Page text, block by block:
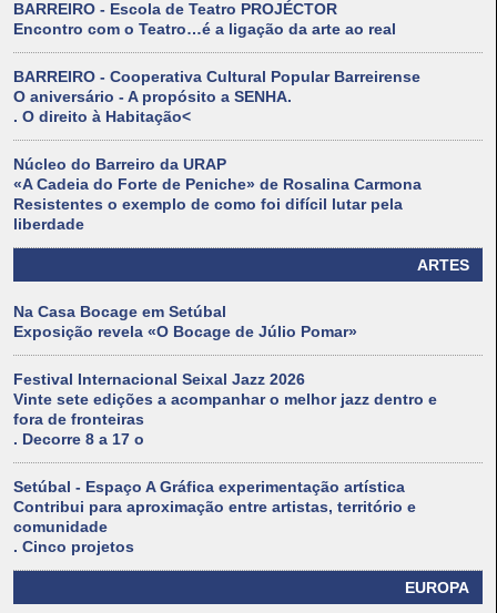
BARREIRO - Escola de Teatro PROJÉCTOR
Encontro com o Teatro…é a ligação da arte ao real
BARREIRO - Cooperativa Cultural Popular Barreirense
O aniversário - A propósito a SENHA.
. O direito à Habitação<
Núcleo do Barreiro da URAP
«A Cadeia do Forte de Peniche» de Rosalina Carmona
Resistentes o exemplo de como foi difícil lutar pela
liberdade
ARTES
Na Casa Bocage em Setúbal
Exposição revela «O Bocage de Júlio Pomar»
Festival Internacional Seixal Jazz 2026
Vinte sete edições a acompanhar o melhor jazz dentro e
fora de fronteiras
. Decorre 8 a 17 o
Setúbal - Espaço A Gráfica experimentação artística
Contribui para aproximação entre artistas, território e
comunidade
. Cinco projetos
EUROPA